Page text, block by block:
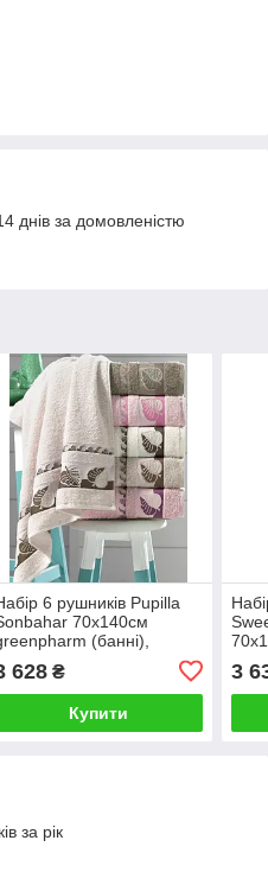
днів за домовленістю
6 рушників Pupilla
70х140см
(банні),
628₴
Купити
3
за рік